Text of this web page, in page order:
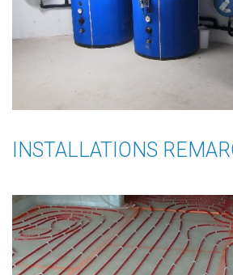
INSTALLATIONS